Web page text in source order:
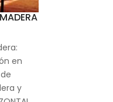
en
y